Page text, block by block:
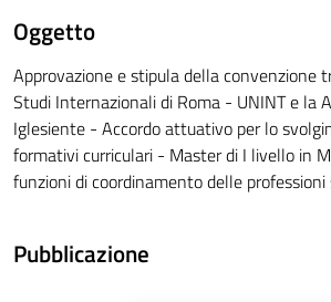
Oggetto
Approvazione e stipula della convenzione
Studi Internazionali di Roma - UNINT e la
Iglesiente - Accordo attuativo per lo
formativi curriculari - Master di I livello in
funzioni di coordinamento delle
Pubblicazione